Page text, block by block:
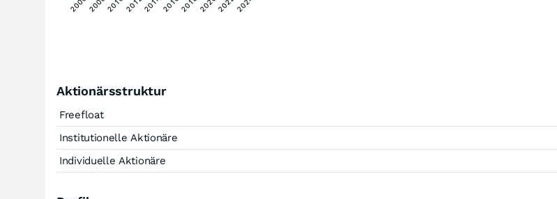
Aktionärsstruktur
Freefloat
Institutionelle Aktionäre
Individuelle Aktionäre